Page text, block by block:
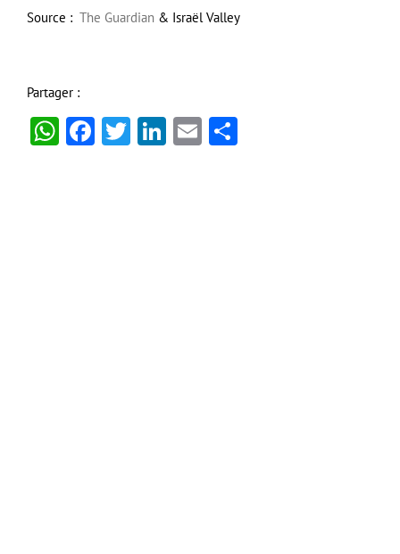
Source : The Guardian & Israël Valley
Partager :
WhatsApp
Facebook
Twitter
LinkedIn
Email